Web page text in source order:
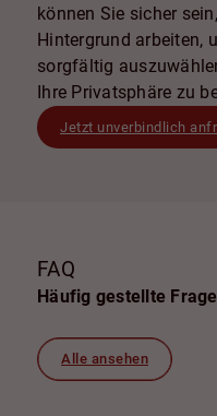
können Sie sicher
Hintergrund arbeiten,
sorgfältig
Ihre Privatsphäre zu
Jetzt unverbindlich
FAQ
Häufig gestellte
Alle ansehen